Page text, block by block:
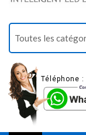
Téléphone :